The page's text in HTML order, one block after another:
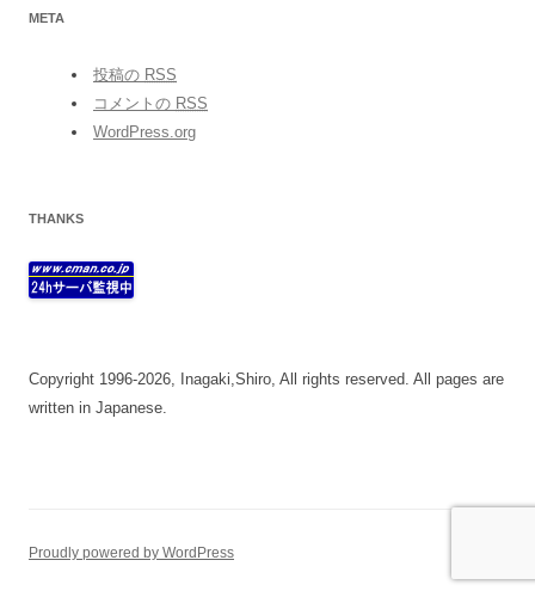
META
投稿の RSS
コメントの RSS
WordPress.org
THANKS
Copyright 1996-2026, Inagaki,Shiro, All rights reserved. All pages are
written in Japanese.
Proudly powered by WordPress